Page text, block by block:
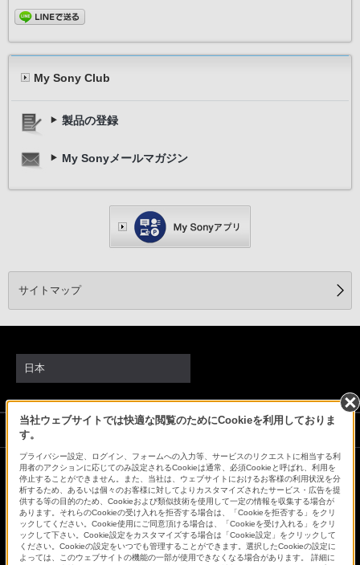
My Sony Club
製品の登録
My Sonyメールマガジン
サイトマップ
当社ウェブサイトでは快適な閲覧のためにCookieを利用しておりま
す。
プライバシー設定、ログイン、フォームへの入力等、サービスのリクエストに相当する利
用者のアクションに応じてのみ設定されるCookieは通常、必須Cookieと呼ばれ、利用を
停止することができません。また、当社は、ウェブサイトにおけるお客様の利用状況を分
析するため、あるいは個々のお客様に対してよりカスタマイズされたサービス・広告を提
供する等の目的のため、Cookieおよび類似技術を使用して一定の情報を収集する場合が
あります。それらのCookieの受け入れを拒否する場合は、「Cookieを拒否する」をクリ
ックしてください。Cookie使用にご同意頂ける場合は、「Cookieを受け入れる」をクリ
ックして下さい。Cookie設定をカスタマイズする場合は「Cookie設定」をクリックして
ください。Cookieの設定をいつでも管理することができます。選択したCookieの設定に
よっては、このウェブサイトの機能の一部が使用できなくなる場合があります。 詳細に
日本
ソニーストアでのお買い物にあたって
会社情報 採用情報 特約店のご案内
ニュースリリース
環境情報
My Sony 利用規約